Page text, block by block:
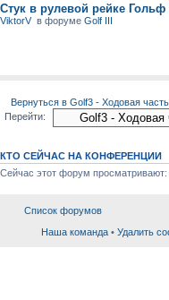
Стук в рулевой рейке Гольф
ViktorVв форумеGolf III
Вернуться в Golf3 - Ходовая часть
Перейти:
КТО СЕЙЧАС НА КОНФЕРЕНЦИИ
Сейчас этот форум просматривают:
Список форумов
Наша команда • Удалить